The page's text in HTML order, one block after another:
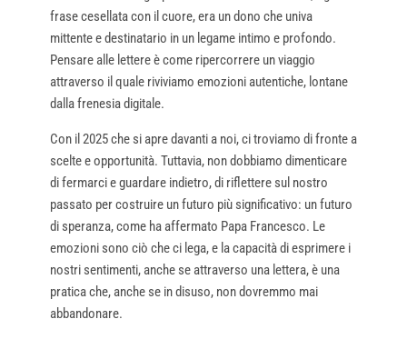
frase cesellata con il cuore, era un dono che univa
mittente e destinatario in un legame intimo e profondo.
Pensare alle lettere è come ripercorrere un viaggio
attraverso il quale riviviamo emozioni autentiche, lontane
dalla frenesia digitale.
Con il 2025 che si apre davanti a noi, ci troviamo di fronte a
scelte e opportunità. Tuttavia, non dobbiamo dimenticare
di fermarci e guardare indietro, di riflettere sul nostro
passato per costruire un futuro più significativo: un futuro
di speranza, come ha affermato Papa Francesco. Le
emozioni sono ciò che ci lega, e la capacità di esprimere i
nostri sentimenti, anche se attraverso una lettera, è una
pratica che, anche se in disuso, non dovremmo mai
abbandonare.